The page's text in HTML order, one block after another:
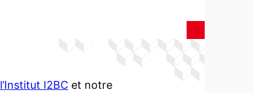
l’Institut I2BC et notre